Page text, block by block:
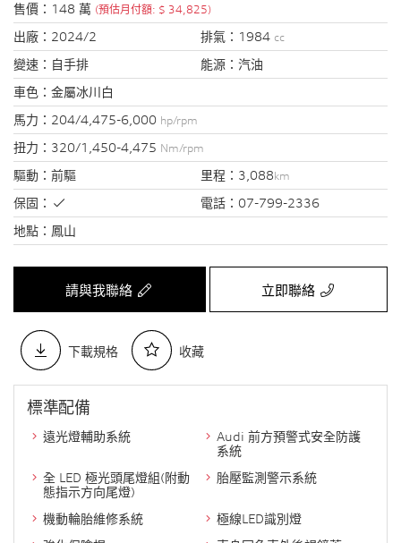
售價： 148 萬 (預估月付額: $ 34,825)
出廠： 2024/2 排氣： 1984 cc
變速： 自手排 能源： 汽油
車色： 金屬冰川白
馬力： 204/4,475-6,000 hp/rpm
扭力： 320/1,450-4,475 Nm/rpm
驅動： 前驅 里程： 3,088km
保固： 電話： 07-799-2336
地點： 鳳山
請與我聯絡 立即聯絡
下載規格 收藏
標準配備
遠光燈輔助系統
Audi 前方預警式安全防護
系統
全 LED 極光頭尾燈組(附動
態指示方向尾燈)
胎壓監測警示系統
機動輪胎維修系統
極線LED識別燈